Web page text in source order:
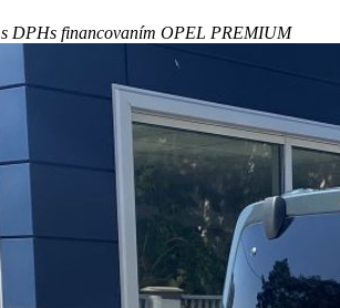
s DPHs financovaním OPEL PREMIUM